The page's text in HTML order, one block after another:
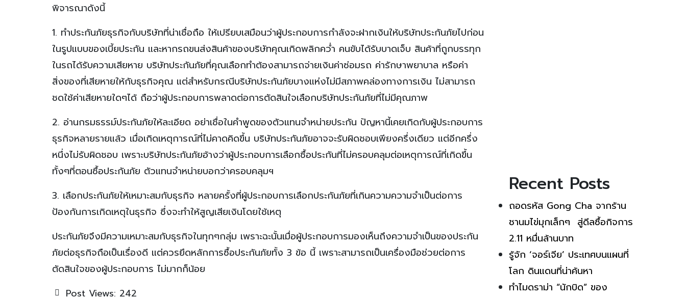
พิจารณาดังนี้
1. ทำประกันภัยธุรกิจกับบริษัทที่น่าเชื่อถือ ให้เปรียบเสมือนว่าผู้ประกอบการกำลังจะฝากเงินให้บริษัทประกันภัยไปก่อน
ในรูปแบบของเบี้ยประกัน และหากรถขนส่งสินค้าของบริษัทคุณเกิดพลิกคว่ำ คนขับได้รับบาดเจ็บ สินค้าที่ถูกบรรทุก
ในรถได้รับความเสียหาย บริษัทประกันภัยที่คุณเลือกทำต้องสามารถจ่ายเงินค่าซ่อมรถ ค่ารักษาพยาบาล หรือค่า
สิ่งของที่เสียหายให้กับธุรกิจคุณ แต่สำหรับกรณีบริษัทประกันภัยบางแห่งไม่มีสภาพคล่องทางการเงิน ไม่สามารถ
ชดใช้ค่าเสียหายใดๆได้ ถือว่าผู้ประกอบการพลาดต่อการตัดสินใจเลือกบริษัทประกันภัยที่ไม่มีคุณภาพ
2. อ่านกรมธรรม์ประกันภัยให้ละเอียด อย่าเชื่อในคำพูดของตัวแทนจำหน่ายประกัน ปัญหานี้เคยเกิดกับผู้ประกอบการ
ธุรกิจหลายรายแล้ว เมื่อเกิดเหตุการณ์ที่ไม่คาดคิดขึ้น บริษัทประกันภัยอาจจะรับผิดชอบเพียงครึ่งเดียว แต่อีกครึ่ง
หนึ่งไม่รับผิดชอบ เพราะบริษัทประกันภัยอ้างว่าผู้ประกอบการเลือกซื้อประกันที่ไม่ครอบคลุมต่อเหตุการณ์ที่เกิดขึ้น
ทั้งๆที่ตอนซื้อประกันภัย ตัวแทนจำหน่ายบอกว่าครอบคลุมฯ
3. เลือกประกันภัยให้เหมาะสมกับธุรกิจ หลายครั้งที่ผู้ประกอบการเลือกประกันภัยที่เกินความความจำเป็นต่อการ
ป้องกันการเกิดเหตุในธุรกิจ ซึ่งจะทำให้สูญเสียเงินโดยใช้เหตุ
ประกันภัยจึงมีความเหมาะสมกับธุรกิจในทุกๆกลุ่ม เพราะฉะนั้นเมื่อผู้ประกอบการมองเห็นถึงความจำเป็นของประกัน
ภัยต่อธุรกิจถือเป็นเรื่องดี แต่ควรยึดหลักการซื้อประกันภัยทั้ง 3 ข้อ นี้ เพราะสามารถเป็นเครื่องมือช่วยต่อการ
ตัดสินใจของผู้ประกอบการ ไม่มากก็น้อย
Post Views: 242
Recent Posts
ถอดรหัส Gong Cha จากร้าน
ชานมไข่มุกเล็กๆ สู่ดีลซื้อกิจการ
2.11 หมื่นล้านบาท
รู้จัก ‘จอร์เจีย’ ประเทศบนแผนที่
โลก ดินแดนที่น่าค้นหา
ทำไมดราม่า “นักบิด” ของ